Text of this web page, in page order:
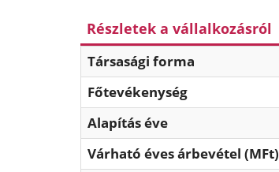
Részletek a vállalkozásról
Társasági forma
Főtevékenység
Alapítás éve
Várható éves árbevétel (MFt)